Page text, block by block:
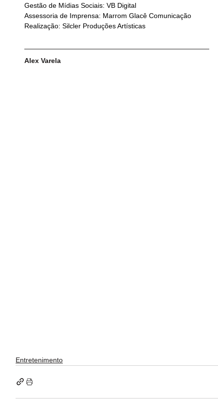
Gestão de Mídias Sociais: VB Digital
Assessoria de Imprensa: Marrom Glacê Comunicação
Realização: Silcler Produções Artísticas
Alex Varela
Entretenimento